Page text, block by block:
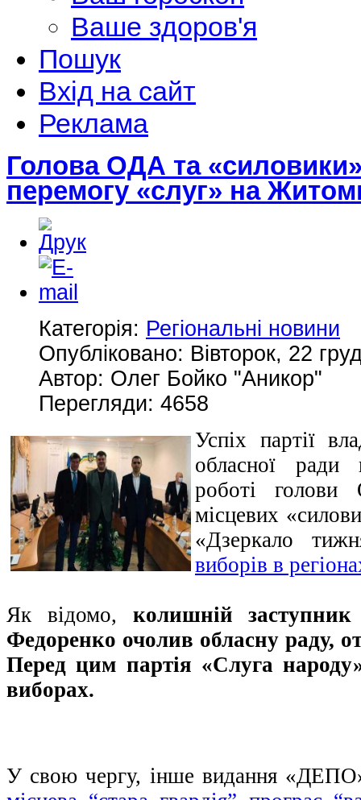
Ваше здоров'я
Пошук
Вхід на сайт
Реклама
Голова ОДА та
перемогу «слуг» на
Категорія: Регіональні новини
Опубліковано: Вівторок, 22
Автор: Олег Бойко "Аникор"
Перегляди: 4658
Успіх партії
обласної
роботі
місцевих
«Дзеркало
виборів в
Як відомо, колишній
Федоренко очолив обласну раду,
Перед цим партія «Слуга
виборах.
У свою чергу, інше видання